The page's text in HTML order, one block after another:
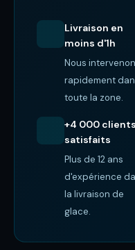
Livraison en
moins d'1h
Nous
rapidement
toute la zone.
+4 000 clients
satisfaits
Plus de 12 ans
d'expérience
la livraison de
glace.